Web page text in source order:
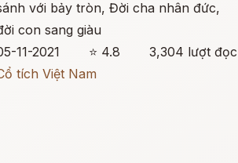
với bảy tròn, Đời cha nhân đức,
con sang giàu
11-2021
⭐ 4.8
3,304 lượt đọc
tích Việt Nam